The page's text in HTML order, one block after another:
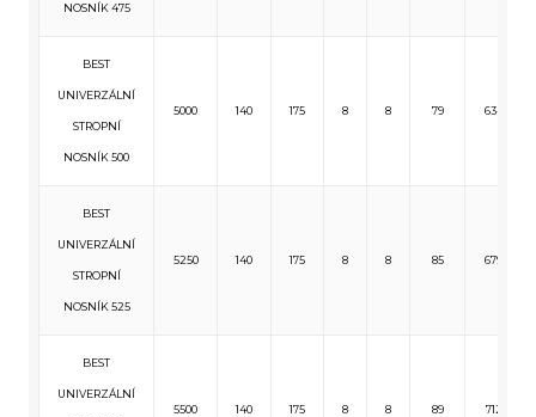
NOSNÍK 475
BEST
UNIVERZÁLNÍ
STROPNÍ
NOSNÍK 500
5000 140 175 8 8 79 634
BEST
UNIVERZÁLNÍ
STROPNÍ
NOSNÍK 525
5250 140 175 8 8 85 679
BEST
UNIVERZÁLNÍ
5500 140 175 8 8 89 712